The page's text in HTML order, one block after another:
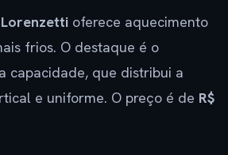
oferece aquecimento
frios. O destaque é o
capacidade, que distribui a
e uniforme. O preço é de R$